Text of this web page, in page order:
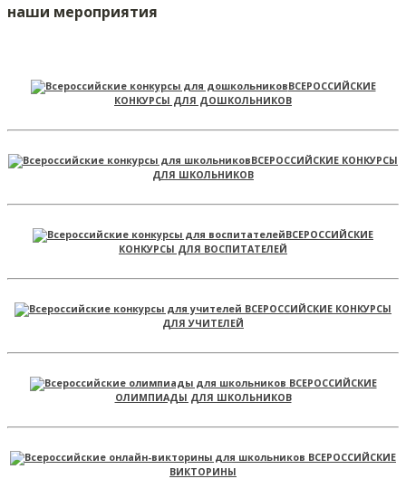
наши мероприятия
ВСЕРОССИЙСКИЕ
КОНКУРСЫ ДЛЯ ДОШКОЛЬНИКОВ
ВСЕРОССИЙСКИЕ КОНКУРСЫ
ДЛЯ ШКОЛЬНИКОВ
ВСЕРОССИЙСКИЕ
КОНКУРСЫ ДЛЯ ВОСПИТАТЕЛЕЙ
ВСЕРОССИЙСКИЕ КОНКУРСЫ
ДЛЯ УЧИТЕЛЕЙ
ВСЕРОССИЙСКИЕ
ОЛИМПИАДЫ ДЛЯ ШКОЛЬНИКОВ
ВСЕРОССИЙСКИЕ
ВИКТОРИНЫ